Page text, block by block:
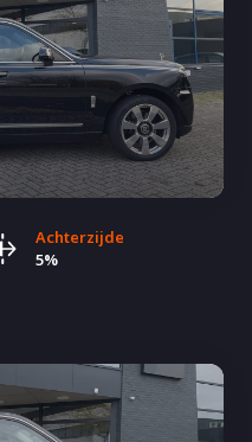
Achterzijde
5%